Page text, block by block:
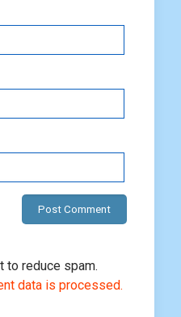
to reduce spam.
data is processed.